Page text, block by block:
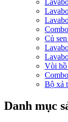
Củ
Vòi hồ
Bộ xả
Danh mục